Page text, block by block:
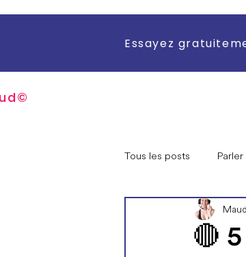
Essayez
d©
Tous les posts
Questions sur moi /
🔴